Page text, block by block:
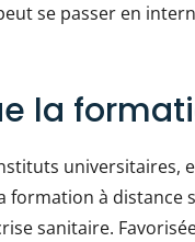
se passer en
la
universitaires,
formation à distance
sanitaire.